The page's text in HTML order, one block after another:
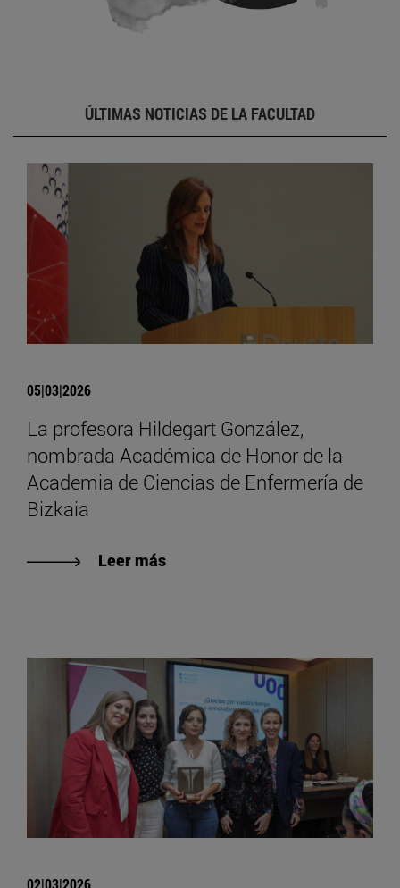
ÚLTIMAS NOTICIAS DE LA FACULTAD
05|03|2026
La profesora Hildegart González,
nombrada Académica de Honor de la
Academia de Ciencias de Enfermería de
Bizkaia
Leer más
02|03|2026